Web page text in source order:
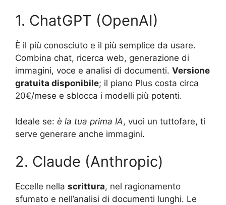
1. ChatGPT (OpenAI)
È il più conosciuto e il più semplice da usare.
Combina chat, ricerca web, generazione di
immagini, voce e analisi di documenti. Versione
gratuita disponibile; il piano Plus costa circa
20€/mese e sblocca i modelli più potenti.
Ideale se: è la tua prima IA, vuoi un tuttofare, ti
serve generare anche immagini.
2. Claude (Anthropic)
Eccelle nella scrittura, nel ragionamento
sfumato e nell’analisi di documenti lunghi. Le